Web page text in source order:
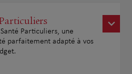
Particuliers, une
parfaitement adapté à vos